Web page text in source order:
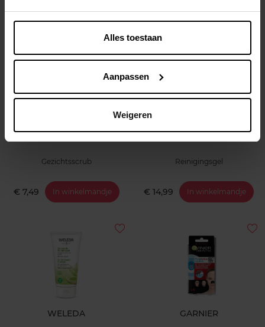
Alles toestaan
Aanpassen
Weigeren
Pure Active Reinigingsgel
Gezichtsscrub
€ 7,49 In winkelmandje
Eau Précieuse Lotion
Reinigingsgel
€ 14,99 In winkelmandje
WELEDA GARNIER